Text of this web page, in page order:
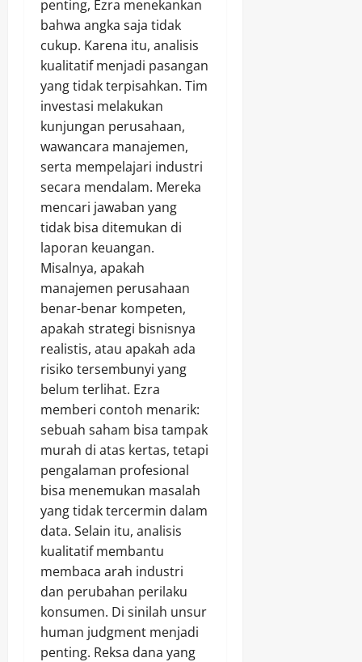
penting, Ezra menekankan
bahwa angka saja tidak
cukup. Karena itu, analisis
kualitatif menjadi pasangan
yang tidak terpisahkan. Tim
investasi melakukan
kunjungan perusahaan,
wawancara manajemen,
serta mempelajari industri
secara mendalam. Mereka
mencari jawaban yang
tidak bisa ditemukan di
laporan keuangan.
Misalnya, apakah
manajemen perusahaan
benar-benar kompeten,
apakah strategi bisnisnya
realistis, atau apakah ada
risiko tersembunyi yang
belum terlihat. Ezra
memberi contoh menarik:
sebuah saham bisa tampak
murah di atas kertas, tetapi
pengalaman profesional
bisa menemukan masalah
yang tidak tercermin dalam
data. Selain itu, analisis
kualitatif membantu
membaca arah industri
dan perubahan perilaku
konsumen. Di sinilah unsur
human judgment menjadi
penting. Reksa dana yang